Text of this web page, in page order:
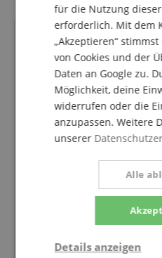
Deine
Unsere Spezialisten
gitarre@kirstein.de
+49-8861-909494-1
Montag
09:30
Samstag
für die Nutzung
erforderlich. Mit dem
„Akzeptieren“
von Cookies und der
Daten an Google zu.
Möglichkeit, deine
widerrufen oder die
anzupassen. Weitere
unserer
Alle
Details anzeigen